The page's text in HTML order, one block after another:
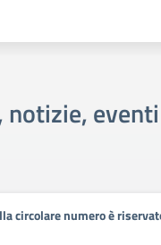
notizie,
circolare numero è